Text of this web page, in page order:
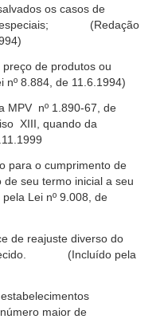
os casos de
especiais; (Redação
de produtos ou
8.884, de 11.6.1994)
MPV nº 1.890-67, de
XIII, quando da
para o cumprimento de
seu termo inicial a seu
Lei nº 9.008, de
de reajuste diverso do
(Incluído pela
maior de